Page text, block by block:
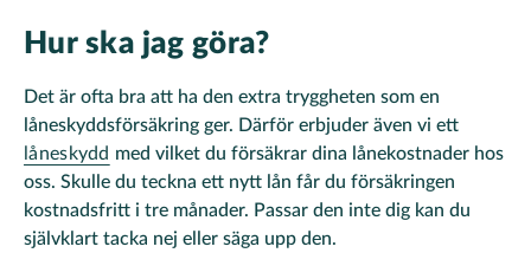
Hur ska jag göra?
Det är ofta bra att ha den extra tryggheten som en
låneskyddsförsäkring ger. Därför erbjuder även vi ett
låneskydd med vilket du försäkrar dina lånekostnader hos
oss. Skulle du teckna ett nytt lån får du försäkringen
kostnadsfritt i tre månader. Passar den inte dig kan du
självklart tacka nej eller säga upp den.